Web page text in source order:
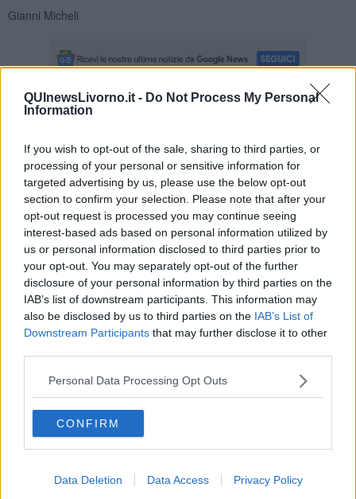
QUInewsLivorno.it - Do Not Process My Personal
Information
If you wish to opt-out of the sale, sharing to third parties, or
processing of your personal or sensitive information for
targeted advertising by us, please use the below opt-out
section to confirm your selection. Please note that after your
opt-out request is processed you may continue seeing
interest-based ads based on personal information utilized by
us or personal information disclosed to third parties prior to
your opt-out. You may separately opt-out of the further
disclosure of your personal information by third parties on the
IAB’s list of downstream participants. This information may
also be disclosed by us to third parties on the IAB’s List of
Downstream Participants that may further disclose it to other
Personal Data Processing Opt Outs
CONFIRM
Data Deletion Data Access Privacy Policy
Gianni Micheli
Se vuoi leggere le notizie principali della Toscana iscriviti alla
alle 20:00 direttamente nella tua casella di posta.
Basta cliccareQUI
Ti potrebbe interessare anche:
Articoli dal Blog “Pagine allegre” di Gianni Micheli
​Ricciotti Ensemble: ovunque e per tutti
Ode ai lacci
​L’elenco telefonico
​La ris(u)onanza
​Il caffè Mattia Moreni
​In casa ho una macchina del tempo
​Senza tasche, un po’ come me
​Il presepe di San Martino
​Il mare d’autunno
​Lavare la coscienza
​Il semaforo rosso